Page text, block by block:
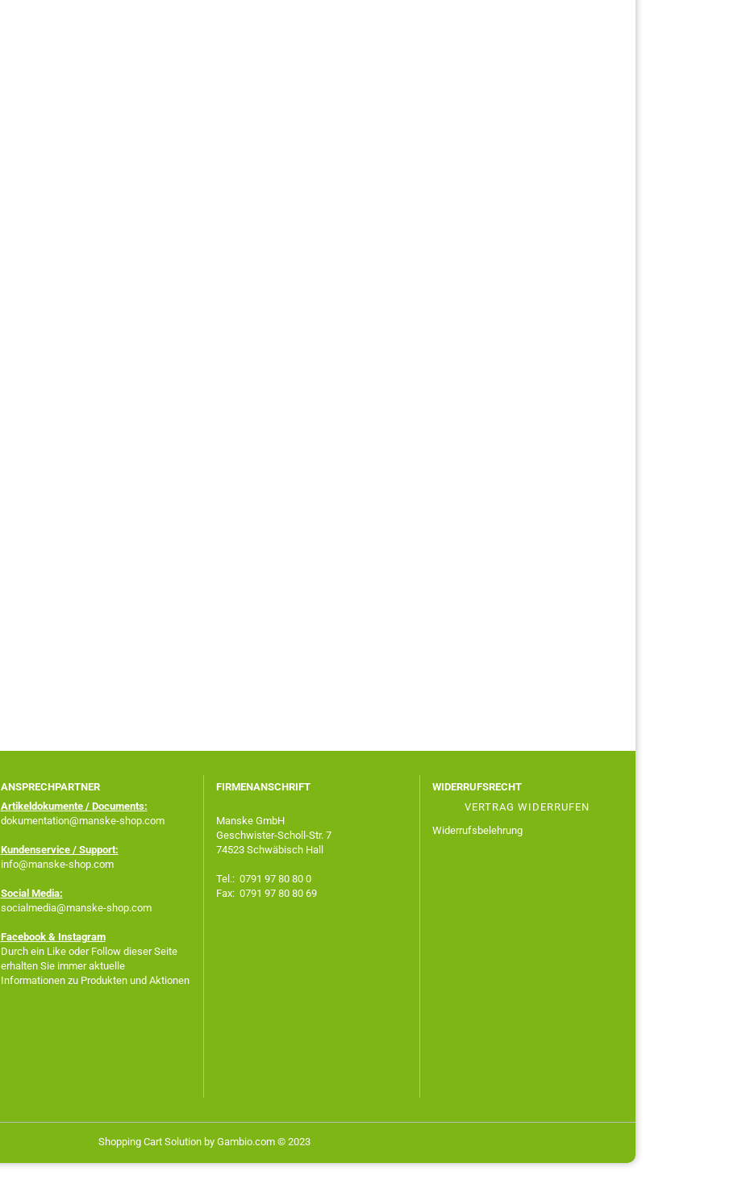
ANSPRECHPARTNER
Artikeldokumente / Documents:
dokumentation@manske-shop.com
Kundenservice / Support:
info@manske-shop.com
Social Media:
socialmedia@manske-shop.com
Facebook& Instagram
Durch ein Like oder Follow dieser Seite
erhalten Sie immer aktuelle
Informationen zu Produkten und Aktionen
FIRMENANSCHRIFT
Manske GmbH
Geschwister-Scholl-Str. 7
74523 Schwäbisch Hall
Tel.: 0791 97 80 80 0
Fax: 0791 97 80 80 69
WIDERRUFSRECHT
VERTRAG WIDERRUFEN
Widerrufsbelehrung
Shopping Cart Solutionby Gambio.com © 2023